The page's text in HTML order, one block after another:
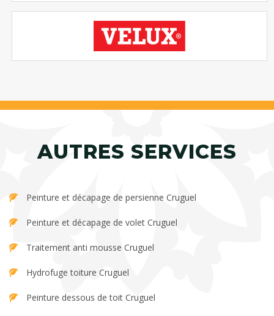
AUTRES SERVICES
Peinture et décapage de persienne Cruguel
Peinture et décapage de volet Cruguel
Traitement anti mousse Cruguel
Hydrofuge toiture Cruguel
Peinture dessous de toit Cruguel